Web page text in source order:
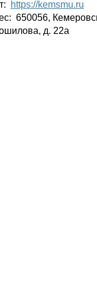
https://kemsmu.ru
650056,
д. 22а